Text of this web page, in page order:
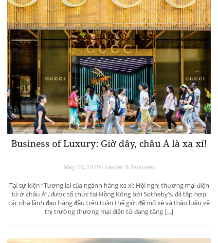
Business of Luxury: Giờ đây, châu Á là xa xỉ!
May 29, 2019 / Leader & Business
Tại sự kiện “Tương lai của ngành hàng xa xỉ: Hội nghị thương mại điện
tử ở châu Á”, được tổ chức tại Hồng Kông bởi Sotheby’s, đã tập hợp
các nhà lãnh đạo hàng đầu trên toàn thế giới để mổ xẻ và thảo luận về
thị trường thương mại điện tử đang tăng […]